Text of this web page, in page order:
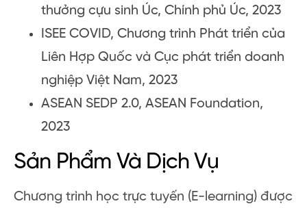
thưởng cựu sinh Úc, Chính phủ Úc, 2023
ISEE COVID, Chương trình Phát triển của
Liên Hợp Quốc và Cục phát triển doanh
nghiệp Việt Nam, 2023
ASEAN SEDP 2.0, ASEAN Foundation,
2023
Sản Phẩm Và Dịch Vụ
Chương trình học trực tuyến (E-learning) được